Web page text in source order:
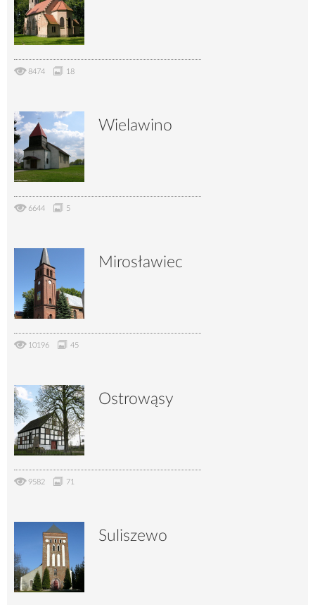
8474 18
Wielawino
6644 5
Mirosławiec
10196 45
Ostrowąsy
9582 71
Suliszewo